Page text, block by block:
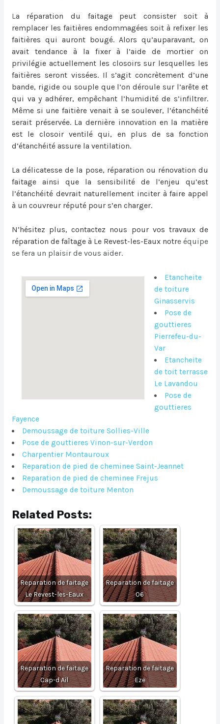
La réparation du faitage peut consister soit à
remplacer les faitières endommagées soit à refixer les
faitières qui auront bougé. Alors qu’auparavant, on
avait tendance à la fixer à l’aide de mortier on
privilégie actuellement les closoirs sur lesquelles les
faitières seront vissées. Il s’agit concrètement d’une
bande, rigide ou souple que l’on déroule sur l’arête et
qui va y adhérer, empêchant l’humidité de s’infiltrer.
Même si une faitière venait à se soulever, l’étanchéité
serait préservée. La dernière innovation en la matière
est le closoir ventilé qui, en plus de sa fonction
d’étanchéité assure la ventilation.
La délicatesse de la pose, réparation ou rénovation du
faitage ainsi que la sensibilité de l’enjeu qu’est
l’étanchéité devrait naturellement inciter à faire appel
à un couvreur réputé pour s’en charger.
N’hésitez plus, contactez nous pour vos travaux de
réparation de faîtage à Le Revest-les-Eaux notre équipe
se fera un plaisir de vous aider.
Etancheite
de toiture
Ginasservis
Pose de
gouttieres
Pierrefeu-du-
Var
Etancheite
de toit terrasse
Le Lavandou
Pose de
gouttieres
Fayence
Demoussage de toiture Sollies-Ville
Pose de gouttieres Vinon-sur-Verdon
Charpentier Montauroux
Reparation de pied de cheminee Saint-Jeannet
Reparation de pied de cheminee Frejus
Demoussage de toiture Menton
Related Posts:
Reparation de faitage
Le Revest-les-Eaux
Reparation de faitage
06
Reparation de faitage
Cap-d Ail
Reparation de faitage
Eze